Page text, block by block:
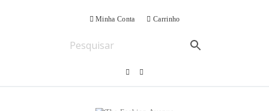
Minha Conta Carrinho